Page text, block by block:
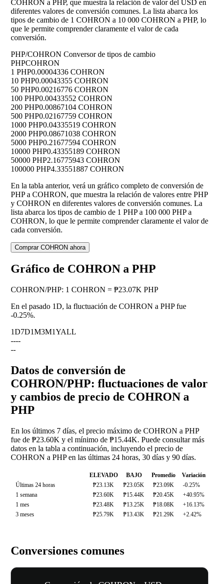
COHRON a PHP, que muestra la relación de valor del USD en
diferentes valores de conversión comunes. La lista abarca los
tipos de cambio de 1 COHRON a 10 000 COHRON a PHP, lo
que le permite comprender claramente el valor de cada
conversión.
PHP/COHRON Conversor de tipos de cambio
PHPCOHRON
1 PHP0.00004336 COHRON
10 PHP0.00043355 COHRON
50 PHP0.00216776 COHRON
100 PHP0.00433552 COHRON
200 PHP0.00867104 COHRON
500 PHP0.02167759 COHRON
1000 PHP0.04335519 COHRON
2000 PHP0.08671038 COHRON
5000 PHP0.21677594 COHRON
10000 PHP0.43355189 COHRON
50000 PHP2.16775943 COHRON
100000 PHP4.33551887 COHRON
En la tabla anterior, verá un gráfico completo de conversión de
PHP a COHRON, que muestra la relación de valores entre PHP
y COHRON en diferentes valores de conversión comunes. La
lista abarca los tipos de cambio de 1 PHP a 100 000 PHP a
COHRON, lo que le permite comprender claramente el valor de
cada conversión.
Comprar COHRON ahora
Gráfico de COHRON a PHP
COHRON/PHP: 1 COHRON = ₱23.07K PHP
En el pasado 1D, la fluctuación de COHRON a PHP fue
-0.25%.
1D7D1M3M1YALL
----
--
Datos de conversión de
COHRON/PHP: fluctuaciones de valor
y cambios de precio de COHRON a
PHP
En los últimos 7 días, el precio máximo de COHRON a PHP
fue de ₱23.60K y el mínimo de ₱15.44K. Puede consultar más
datos en la tabla a continuación, incluyendo el precio de
COHRON a PHP en las últimas 24 horas, 30 días y 90 días.
ELEVADO BAJO Promedio
Variación
Últimas 24 horas
₱23.13K ₱23.05K ₱23.09K
-0.25%
1 semana
₱23.60K ₱15.44K ₱20.45K
+40.95%
1 mes
₱23.48K ₱13.25K ₱18.08K
+16.13%
3 meses
₱25.79K ₱13.43K ₱21.29K +2.42%
Conversiones comunes